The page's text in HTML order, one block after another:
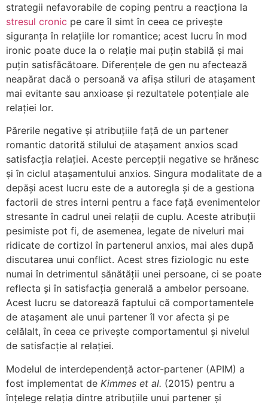
strategii nefavorabile de coping pentru a reacționa la
stresul cronic pe care îl simt în ceea ce privește
siguranța în relațiile lor romantice; acest lucru în mod
ironic poate duce la o relație mai puțin stabilă și mai
puțin satisfăcătoare. Diferențele de gen nu afectează
neapărat dacă o persoană va afișa stiluri de atașament
mai evitante sau anxioase și rezultatele potențiale ale
relației lor.
Părerile negative și atribuțiile față de un partener
romantic datorită stilului de atașament anxios scad
satisfacția relației. Aceste percepții negative se hrănesc
și în ciclul atașamentului anxios. Singura modalitate de a
depăși acest lucru este de a autoregla și de a gestiona
factorii de stres interni pentru a face față evenimentelor
stresante în cadrul unei relații de cuplu. Aceste atribuții
pesimiste pot fi, de asemenea, legate de niveluri mai
ridicate de cortizol în partenerul anxios, mai ales după
discutarea unui conflict. Acest stres fiziologic nu este
numai în detrimentul sănătății unei persoane, ci se poate
reflecta și în satisfacția generală a ambelor persoane.
Acest lucru se datorează faptului că comportamentele
de atașament ale unui partener îl vor afecta și pe
celălalt, în ceea ce privește comportamentul și nivelul
de satisfacție al relației.
Modelul de interdependență actor-partener (APIM) a
fost implementat de Kimmes et al. (2015) pentru a
înțelege relația dintre atribuțiile unui partener și